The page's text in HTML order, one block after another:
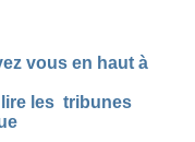
vous en haut à
lire les tribunes